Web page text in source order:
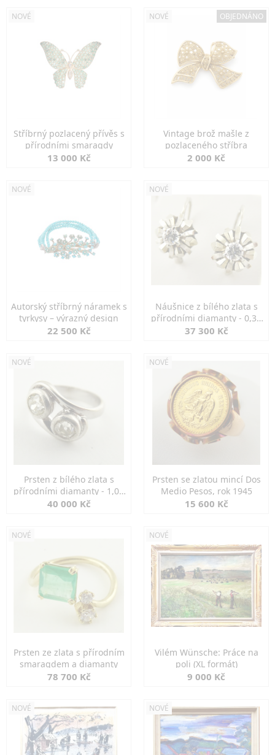
NOVÉ
Stříbrný pozlacený přívěs s
přírodními smaragdy
13 000 Kč
NOVÉ OBJEDNÁNO
Vintage brož mašle z
pozlaceného stříbra
2 000 Kč
NOVÉ
Autorský stříbrný náramek s
tyrkysy – výrazný design
22 500 Kč
NOVÉ
Náušnice z bílého zlata s
přírodními diamanty - 0,30
ct
37 300 Kč
NOVÉ
Prsten z bílého zlata s
přírodními diamanty - 1,00
ct
40 000 Kč
NOVÉ
Prsten se zlatou mincí Dos
Medio Pesos, rok 1945
15 600 Kč
NOVÉ
Prsten ze zlata s přírodním
smaragdem a diamanty
78 700 Kč
NOVÉ
Vilém Wünsche: Práce na
poli (XL formát)
9 000 Kč
NOVÉ NOVÉ